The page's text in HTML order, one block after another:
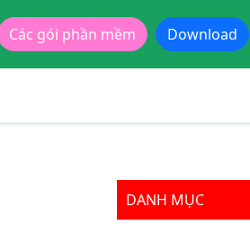
Các gói phần mềm Download
DANH MỤC